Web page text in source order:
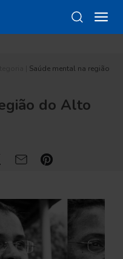
Saúde mental na região
do Alto